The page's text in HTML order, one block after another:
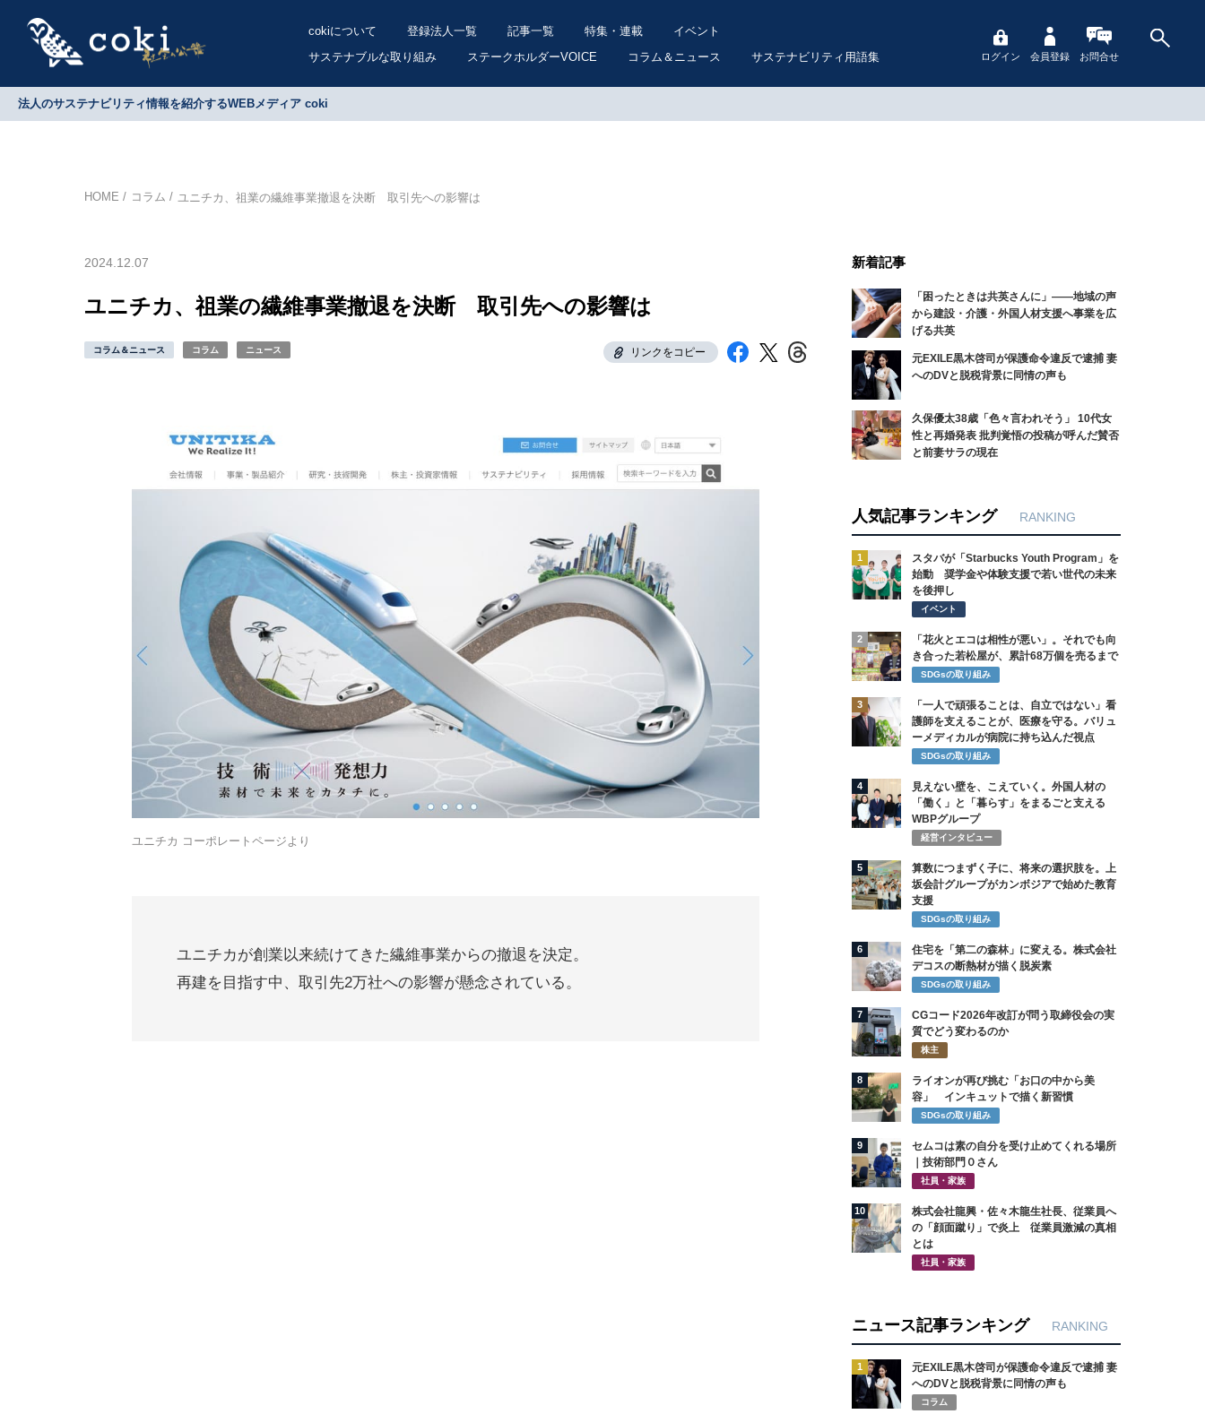
cokiについて 登録法人一覧 記事一覧 特集・連載
イベント
サステナブルな取り組み
ステークホルダーVOICE コラム＆ニュース サステナビリティ用語集 ログイン 会員登録 お問合せ
法人のサステナビリティ情報を紹介するWEBメディア coki
HOME コラム ユニチカ、祖業の繊維事業撤退を決断 取引先への影響は
2024.12.07
ユニチカ、祖業の繊維事業撤退を決断 取引先への影響は
コラム＆ニュース コラム ニュース リンクをコピー
ユニチカ コーポレートページより
ユニチカが創業以来続けてきた繊維事業からの撤退を決定。
再建を目指す中、取引先2万社への影響が懸念されている。
新着記事
「困ったときは共英さんに」――地域の声
から建設・介護・外国人材支援へ事業を広
げる共英
元EXILE黒木啓司が保護命令違反で逮捕 妻
へのDVと脱税背景に同情の声も
久保優太38歳「色々言われそう」 10代女
性と再婚発表 批判覚悟の投稿が呼んだ賛否
と前妻サラの現在
人気記事ランキング RANKING
1
スタバが「Starbucks Youth Program」を
始動 奨学金や体験支援で若い世代の未来
を後押し
イベント
2
「花火とエコは相性が悪い」。それでも向
き合った若松屋が、累計68万個を売るまで
SDGsの取り組み
3
「一人で頑張ることは、自立ではない」看
護師を支えることが、医療を守る。バリュ
ーメディカルが病院に持ち込んだ視点
SDGsの取り組み
4
見えない壁を、こえていく。外国人材の
「働く」と「暮らす」をまるごと支える
WBPグループ
経営インタビュー
5
算数につまずく子に、将来の選択肢を。上
坂会計グループがカンボジアで始めた教育
支援
SDGsの取り組み
6
住宅を「第二の森林」に変える。株式会社
デコスの断熱材が描く脱炭素
SDGsの取り組み
7
CGコード2026年改訂が問う取締役会の実
質でどう変わるのか
株主
8
ライオンが再び挑む「お口の中から美
容」 インキュットで描く新習慣
SDGsの取り組み
9
セムコは素の自分を受け止めてくれる場所
｜技術部門０さん
社員・家族
10
株式会社龍興・佐々木龍生社長、従業員へ
の「顔面蹴り」で炎上 従業員激減の真相
とは
社員・家族
ニュース記事ランキング RANKING
1
元EXILE黒木啓司が保護命令違反で逮捕 妻
へのDVと脱税背景に同情の声も
コラム